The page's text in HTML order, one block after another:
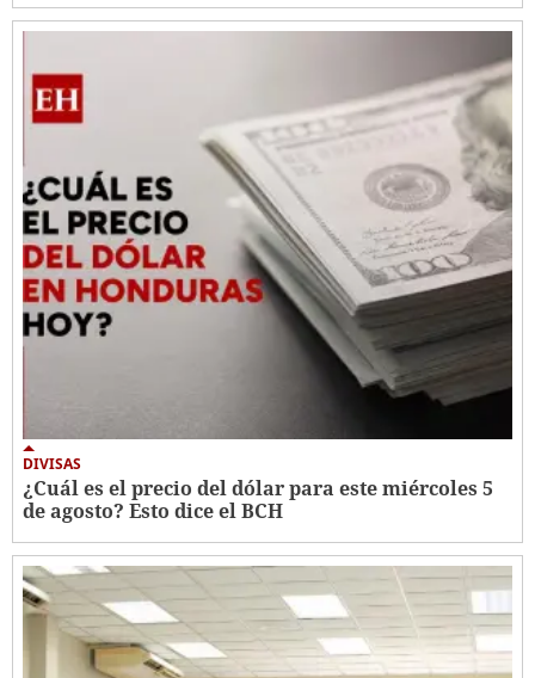
DIVISAS
¿Cuál es el precio del dólar para este miércoles 5
de agosto? Esto dice el BCH